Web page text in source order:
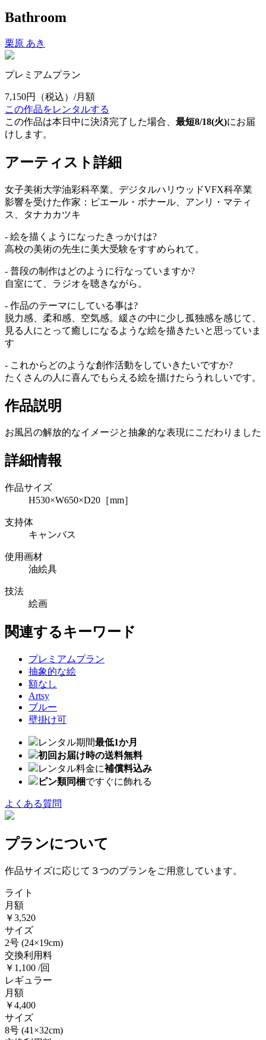
Bathroom
栗原 あき
プレミアムプラン
7,150円
（税込）/月額
この作品をレンタルする
この作品は本日中に決済完了した場合、 最短8/18(火)にお届
けします。
アーティスト詳細
女子美術大学油彩科卒業。デジタルハリウッドVFX科卒業
影響を受けた作家：ピエール・ボナール、アンリ・マティ
ス、タナカカツキ
- 絵を描くようになったきっかけは?
高校の美術の先生に美大受験をすすめられて。
- 普段の制作はどのように行なっていますか?
自室にて、ラジオを聴きながら。
- 作品のテーマにしている事は?
脱力感、柔和感、空気感。緩さの中に少し孤独感を感じて、
見る人にとって癒しになるような絵を描きたいと思っていま
す
- これからどのような創作活動をしていきたいですか?
たくさんの人に喜んでもらえる絵を描けたらうれしいです。
作品説明
お風呂の解放的なイメージと抽象的な表現にこだわりました
詳細情報
作品サイズ
H530×W650×D20［mm］
支持体
キャンバス
使用画材
油絵具
技法
絵画
関連するキーワード
プレミアムプラン
抽象的な絵
額なし
Artsy
ブルー
壁掛け可
レンタル期間最低1か月
初回お届け時の送料無料
レンタル料金に補償料込み
ピン類同梱ですぐに飾れる
よくある質問
プランについて
作品サイズに応じて３つのプランをご用意しています。
ライト
月額
￥3,520
サイズ
2号 (24×19cm)
交換利用料
￥1,100 /回
レギュラー
月額
￥4,400
サイズ
8号 (41×32cm)